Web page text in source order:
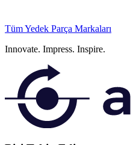
Tüm Yedek Parça Markaları
Innovate. Impress. Inspire.